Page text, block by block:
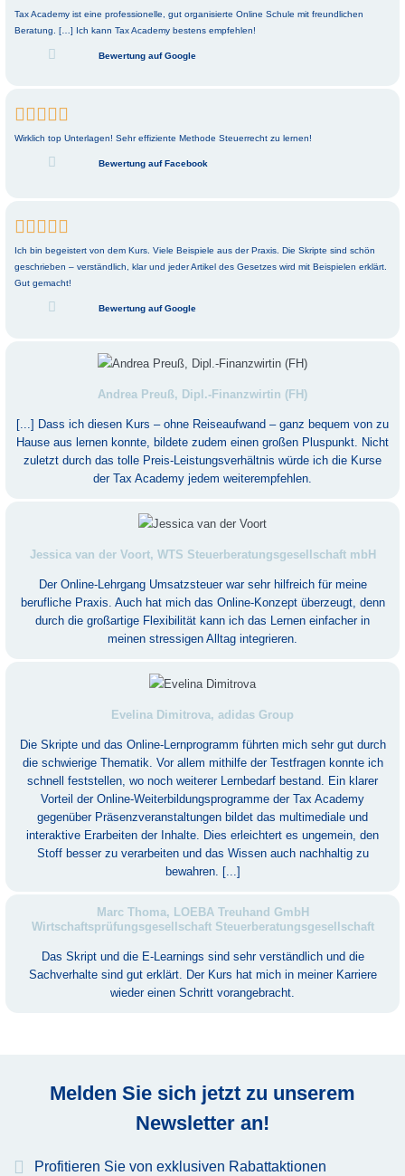
Tax Academy ist eine professionelle, gut organisierte Online Schule mit freundlichen
Beratung. […] Ich kann Tax Academy bestens empfehlen!
Bewertung auf Google

Wirklich top Unterlagen! Sehr effiziente Methode Steuerrecht zu lernen!
Bewertung auf Facebook

Ich bin begeistert von dem Kurs. Viele Beispiele aus der Praxis. Die Skripte sind schön
geschrieben – verständlich, klar und jeder Artikel des Gesetzes wird mit Beispielen erklärt.
Gut gemacht!
Bewertung auf Google
Andrea Preuß, Dipl.-Finanzwirtin (FH)
[...] Dass ich diesen Kurs – ohne Reiseaufwand – ganz bequem von zu
Hause aus lernen konnte, bildete zudem einen großen Pluspunkt. Nicht
zuletzt durch das tolle Preis-Leistungsverhältnis würde ich die Kurse
der Tax Academy jedem weiterempfehlen.
Jessica van der Voort, WTS Steuerberatungsgesellschaft mbH
Der Online-Lehrgang Umsatzsteuer war sehr hilfreich für meine
berufliche Praxis. Auch hat mich das Online-Konzept überzeugt, denn
durch die großartige Flexibilität kann ich das Lernen einfacher in
meinen stressigen Alltag integrieren.
Evelina Dimitrova, adidas Group
Die Skripte und das Online-Lernprogramm führten mich sehr gut durch
die schwierige Thematik. Vor allem mithilfe der Testfragen konnte ich
schnell feststellen, wo noch weiterer Lernbedarf bestand. Ein klarer
Vorteil der Online-Weiterbildungsprogramme der Tax Academy
gegenüber Präsenzveranstaltungen bildet das multimediale und
interaktive Erarbeiten der Inhalte. Dies erleichtert es ungemein, den
Stoff besser zu verarbeiten und das Wissen auch nachhaltig zu
bewahren. [...]
Marc Thoma, LOEBA Treuhand GmbH
Wirtschaftsprüfungsgesellschaft Steuerberatungsgesellschaft
Das Skript und die E-Learnings sind sehr verständlich und die
Sachverhalte sind gut erklärt. Der Kurs hat mich in meiner Karriere
wieder einen Schritt vorangebracht.
Melden Sie sich jetzt zu unserem
Newsletter an!
Profitieren Sie von exklusiven Rabattaktionen